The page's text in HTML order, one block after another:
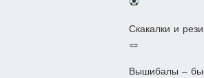
Скакалки и
🪢
Вышибалы –